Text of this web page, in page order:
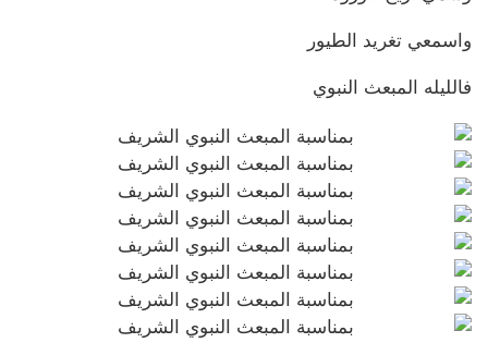
واسمعي تغريد الطيور
فالليله المبعث النبوي